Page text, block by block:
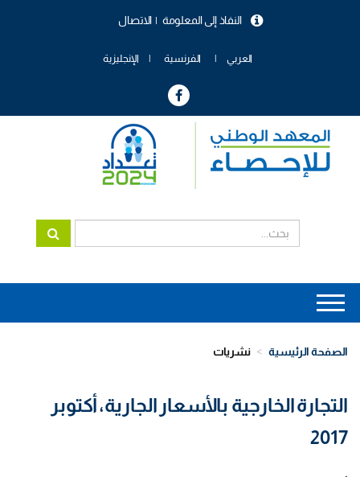
الاتصال النفاذ إلى المعلومة
العربي الفرنسية الإنجليزية
Main
navigation
الصفحة الرئيسية نشريات
التجارة الخارجية بالأسعار الجارية، أكتوبر
2017